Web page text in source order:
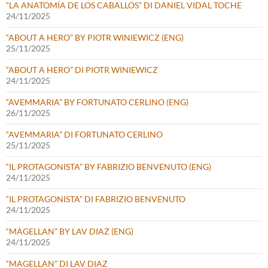
“LA ANATOMÍA DE LOS CABALLOS” DI DANIEL VIDAL TOCHE
24/11/2025
“ABOUT A HERO” BY PIOTR WINIEWICZ (ENG)
25/11/2025
“ABOUT A HERO” DI PIOTR WINIEWICZ
24/11/2025
“AVEMMARIA” BY FORTUNATO CERLINO (ENG)
26/11/2025
“AVEMMARIA” DI FORTUNATO CERLINO
25/11/2025
“IL PROTAGONISTA” BY FABRIZIO BENVENUTO (ENG)
24/11/2025
“IL PROTAGONISTA” DI FABRIZIO BENVENUTO
24/11/2025
“MAGELLAN” BY LAV DIAZ (ENG)
24/11/2025
“MAGELLAN” DI LAV DIAZ